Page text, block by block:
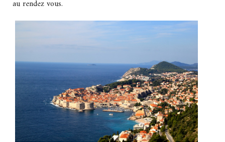
au rendez vous.